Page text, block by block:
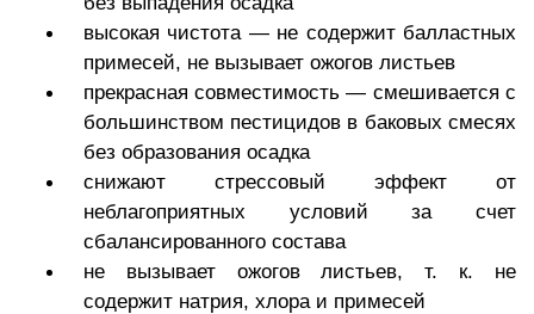
высокая чистота — не содержит балластных
примесей, не вызывает ожогов листьев
прекрасная совместимость — смешивается с
большинством пестицидов в баковых смесях
без образования осадка
снижают стрессовый эффект от
неблагоприятных условий за счет
сбалансированного состава
не вызывает ожогов листьев, т. к. не
содержит натрия, хлора и примесей